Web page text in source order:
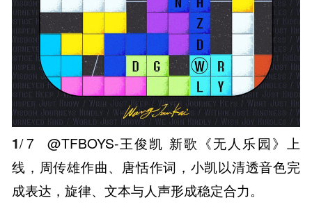
1/ 7
@TFBOYS-王俊凯 新歌《无人乐园》上
线，周传雄作曲、唐恬作词，小凯以清透音色完
成表达，旋律、文本与人声形成稳定合力。 ​